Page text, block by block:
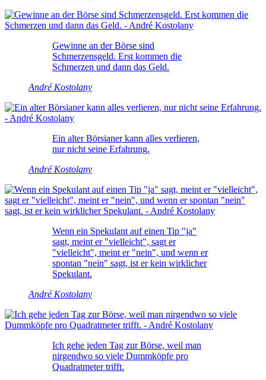
Gewinne an der Börse sind
Schmerzensgeld. Erst kommen die
Schmerzen und dann das Geld.
André Kostolany
Ein alter Börsianer kann alles verlieren,
nur nicht seine Erfahrung.
André Kostolany
Wenn ein Spekulant auf einen Tip "ja"
sagt, meint er "vielleicht", sagt er
"vielleicht", meint er "nein", und wenn er
spontan "nein" sagt, ist er kein wirklicher
Spekulant.
André Kostolany
Ich gehe jeden Tag zur Börse, weil man
nirgendwo so viele Dummköpfe pro
Quadratmeter trifft.